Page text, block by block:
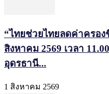
“ไทยช่วยไทยลดค่าครอ
สิงหาคม 2569 เวลา
อุดรธานี...
1 สิงหาคม 2569